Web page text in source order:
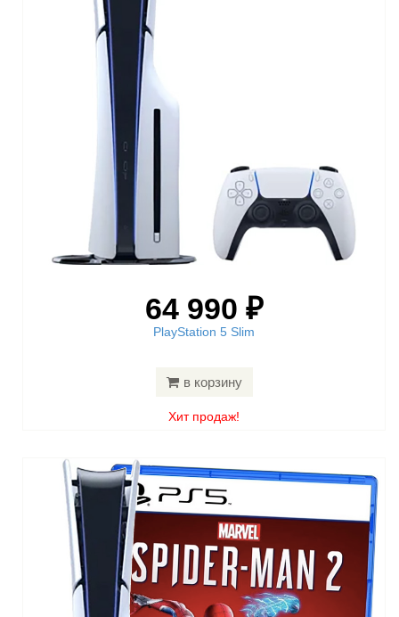
64 990 ₽
PlayStation 5 Slim
в корзину
Хит продаж!